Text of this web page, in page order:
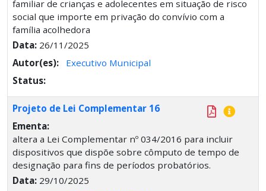
familiar de crianças e adolecentes em situação de risco
social que importe em privação do convívio com a
família acolhedora
Data: 26/11/2025
Autor(es):
Executivo Municipal
Status:
Projeto de Lei Complementar 16
Ementa:
altera a Lei Complementar nº 034/2016 para incluir
dispositivos que dispõe sobre cômputo de tempo de
designação para fins de períodos probatórios.
Data: 29/10/2025